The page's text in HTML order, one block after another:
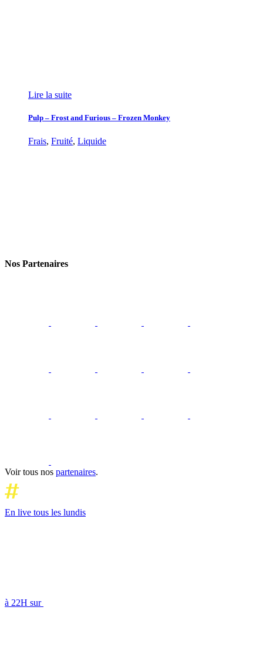
Lire la suite
Pulp – Frost and Furious – Frozen Monkey
Frais, Fruité, Liquide
Nos Partenaires
Voir tous nos partenaires.
En live tous les lundis
à 22H sur